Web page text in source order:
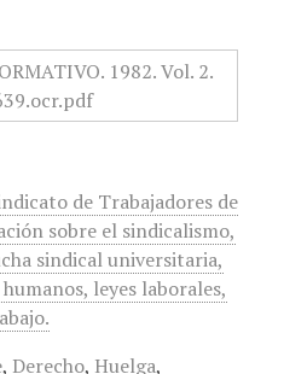
de Trabajadores de
sobre el sindicalismo,
sindical universitaria,
leyes laborales,
, Derecho, Huelga,